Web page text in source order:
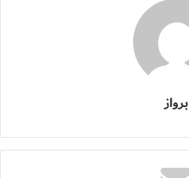
برواز